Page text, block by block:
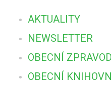
AKTUALITY
NEWSLETTER
OBECNÍ
OBECNÍ